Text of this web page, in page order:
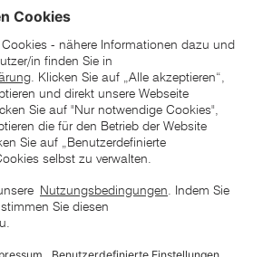
niedrigste von uns in den letzten 30
Beginn dieser Aktion verlangte Preis
Preisen auf dieser Website sind die
zu verstehen